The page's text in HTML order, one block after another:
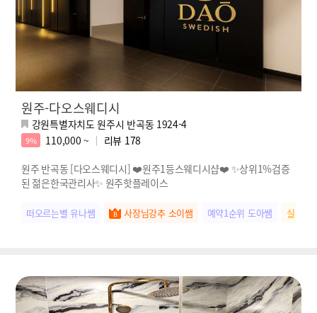
원주-다오스웨디시
강원특별자치도 원주시 반곡동 1924-4
9% 110,000 ~ 리뷰 178
원주 반곡동 [다오스웨디시] ❤️원주1등스웨디시샵❤️ ✨상위1%검증
된 젊은한국관리사✨ 원주핫플레이스
떠오르는별 유나쌤 사장님강추 소이쌤 예약1순위 도아쌤 실장님